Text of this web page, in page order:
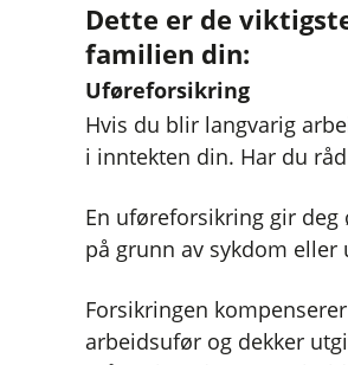
Dette er de
familien din:
Uføreforsikring
Hvis du blir langvarig
i inntekten din. Har du
En uføreforsikring gir
på grunn av sykdom eller
Forsikringen
arbeidsufør og dekker